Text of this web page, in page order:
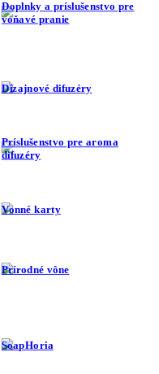
Doplnky a príslušenstvo pre
voňavé pranie
Dizajnové difuzéry
Príslušenstvo pre aroma
difuzéry
Vonné karty
Prírodné vône
SoapHoria